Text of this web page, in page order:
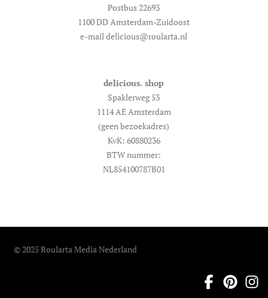
Postbus 22693
1100 DD Amsterdam-Zuidoost
e-mail delicious@roularta.nl
delicious. shop
Spaklerweg 53
1114 AE Amsterdam
(geen bezoekadres)
KvK: 60880236
BTW nummer:
NL854100787B01
© 2025 Roularta Media Nederland